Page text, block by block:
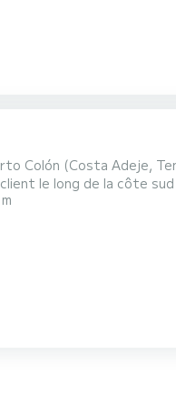
Colón (Costa Adeje,
de la côte sud de Tenerife.
en vigueur,